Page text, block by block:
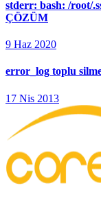
stderr: bash: /root/
ÇÖZÜM
9 Haz 2020
error_log toplu
17 Nis 2013